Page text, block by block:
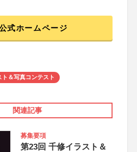
式ホームページ
ト＆写真コンテスト
関連記事
募集要項
第23回 千修イラスト＆